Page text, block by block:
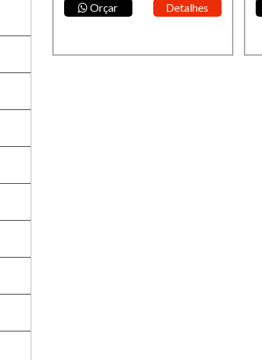
Orçar Detalhes